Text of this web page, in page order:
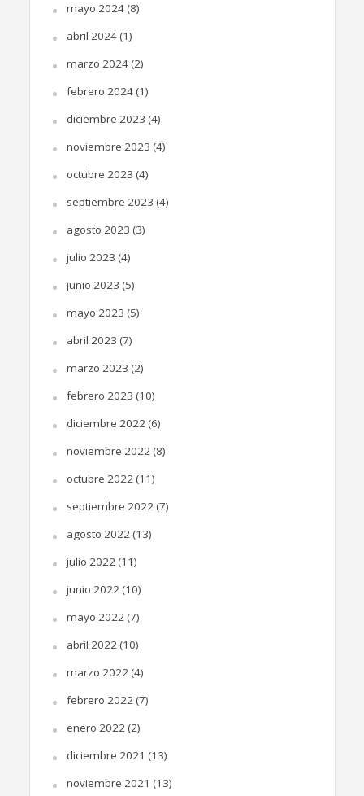
mayo 2024(8)
abril 2024(1)
marzo 2024(2)
febrero 2024(1)
diciembre 2023 (4)
noviembre 2023 (4)
octubre 2023 (4)
septiembre 2023 (4)
agosto 2023 (3)
julio 2023 (4)
junio 2023 (5)
mayo 2023 (5)
abril 2023 (7)
marzo 2023 (2)
febrero 2023 (10)
diciembre 2022(6)
noviembre 2022(8)
octubre 2022(11)
septiembre 2022(7)
agosto 2022(13)
julio 2022(11)
junio 2022(10)
mayo 2022(7)
abril 2022(10)
marzo 2022(4)
febrero 2022(7)
enero 2022(2)
diciembre 2021 (13)
noviembre 2021 (13)